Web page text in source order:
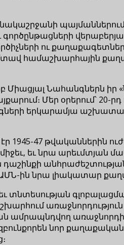
գործընթացների
ու
համաշխարհային
Նահանգներն իր
Մեր օրերում՝ 20-
երկարամյա
1945-47 թվականներին
եւ նրա արեւմտյան
ԱՄՆ-ին նրա լիակատար
առաջնորդություն
առաջնորդի
նոր